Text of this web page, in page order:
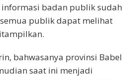
badan publik sudah
publik dapat melihat
bahwasanya provinsi Babel
saat ini menjadi